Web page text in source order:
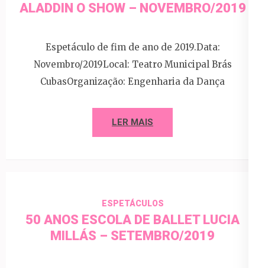
ALADDIN O SHOW – NOVEMBRO/2019
Espetáculo de fim de ano de 2019.Data:
Novembro/2019Local: Teatro Municipal Brás
CubasOrganização: Engenharia da Dança
LER MAIS
ESPETÁCULOS
50 ANOS ESCOLA DE BALLET LUCIA
MILLÁS – SETEMBRO/2019